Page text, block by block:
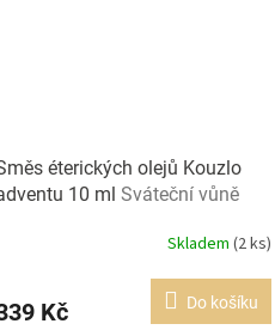
éterických olejů Kouzlo
10 mlSváteční vůně
Skladem(2 ks)
Kč Do košíku